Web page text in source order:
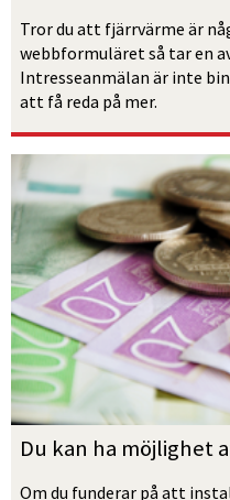
Tror du att fjärrvärme är
webbformuläret så tar en
Intresseanmälan är inte
att få reda på mer.
Du kan ha möjlighet
Om du funderar på att